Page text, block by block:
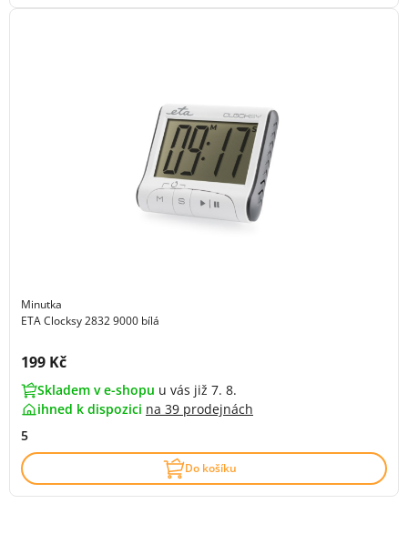
Minutka
ETA Clocksy 2832 9000 bílá
Cena s DPH:
199 Kč
Skladem v e-shopu u vás již 7. 8.
ihned k dispozici na 39 prodejnách
5
Do košíku